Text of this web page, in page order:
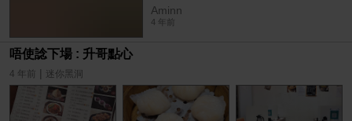
Aminn
4 年前
唔使諗下場 : 升哥點心
4 年前 | 迷你黑洞